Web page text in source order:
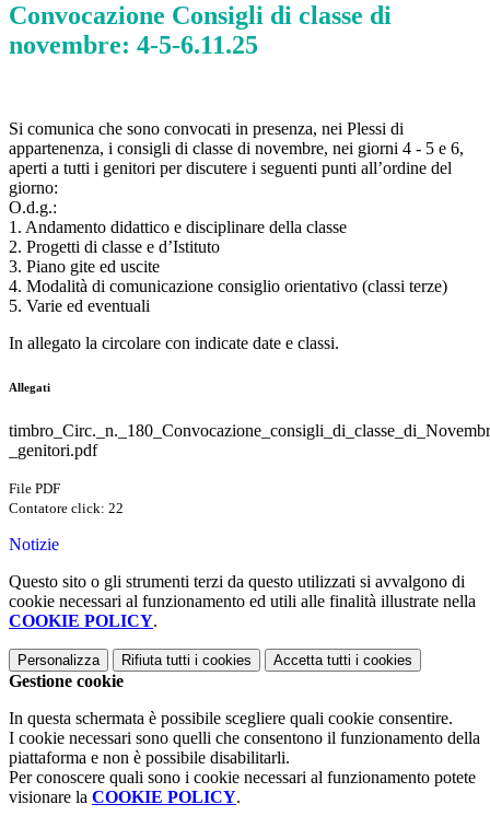
Convocazione Consigli di classe di
novembre: 4-5-6.11.25
Si comunica che sono convocati in presenza, nei Plessi di
appartenenza, i consigli di classe di novembre, nei giorni 4 - 5 e 6,
aperti a tutti i genitori per discutere i seguenti punti all’ordine del
giorno:
O.d.g.:
1. Andamento didattico e disciplinare della classe
2. Progetti di classe e d’Istituto
3. Piano gite ed uscite
4. Modalità di comunicazione consiglio orientativo (classi terze)
5. Varie ed eventuali
In allegato la circolare con indicate date e classi.
Allegati
_genitori.pdf
File PDF
Contatore click: 22
Notizie
Questo sito o gli strumenti terzi da questo utilizzati si avvalgono di
cookie necessari al funzionamento ed utili alle finalità illustrate nella
COOKIE POLICY.
Personalizza Rifiuta tutti i cookies Accetta tutti i cookies
Gestione cookie
In questa schermata è possibile scegliere quali cookie consentire.
I cookie necessari sono quelli che consentono il funzionamento della
piattaforma e non è possibile disabilitarli.
Per conoscere quali sono i cookie necessari al funzionamento potete
visionare la COOKIE POLICY.